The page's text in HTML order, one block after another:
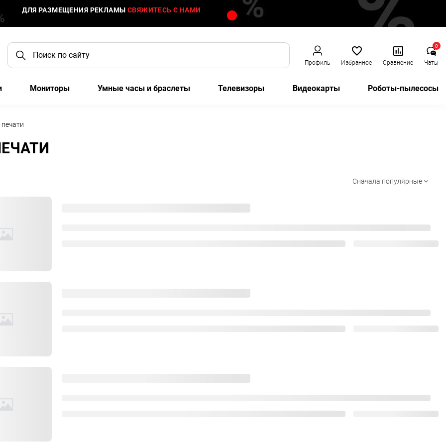
ДЛЯ РАЗМЕЩЕНИЯ РЕКЛАМЫ СВЯЖИТЕСЬ С НАМИ
Профиль Избранное Сравнение Чаты
0
Мониторы Умные часы и браслеты Телевизоры Видеокарты Роботы-пылесосы
Сначала популярные